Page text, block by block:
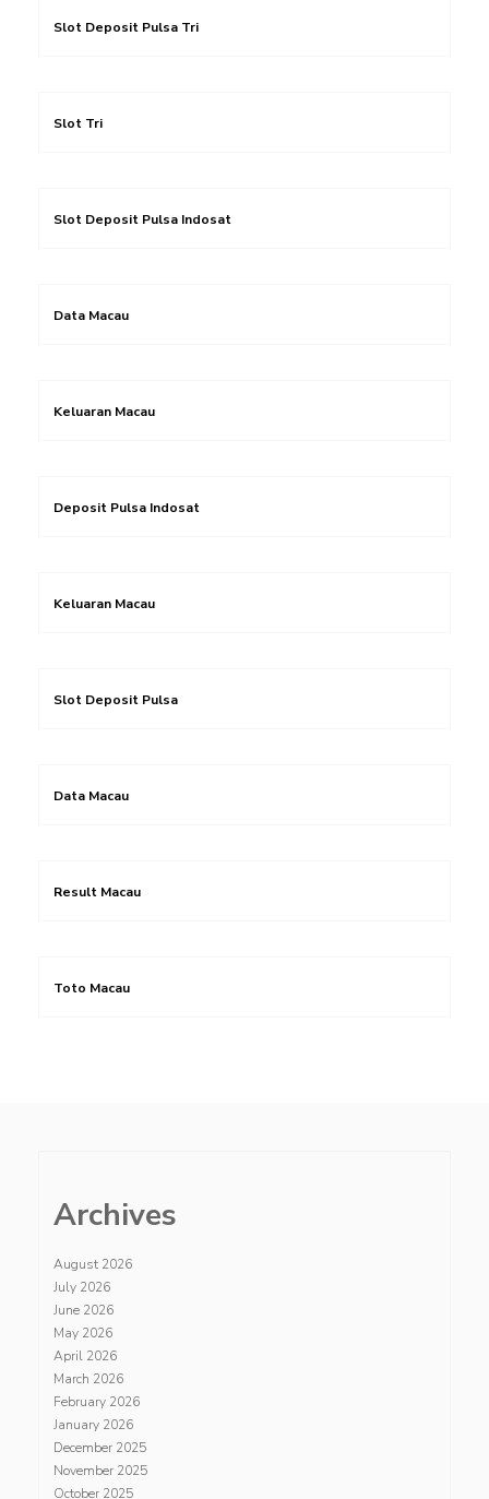
Slot Deposit Pulsa Tri
Slot Tri
Slot Deposit Pulsa Indosat
Data Macau
Keluaran Macau
Deposit Pulsa Indosat
Keluaran Macau
Slot Deposit Pulsa
Data Macau
Result Macau
Toto Macau
Archives
August 2026
July 2026
June 2026
May 2026
April 2026
March 2026
February 2026
January 2026
December 2025
November 2025
October 2025